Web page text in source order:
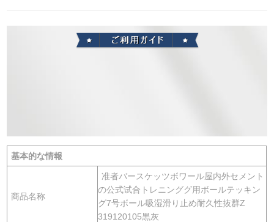
基本的な情報
商品名称
准者バースケッツボワール屋内外セメント
の公式试合トレニンググ用ボールテッキン
グ7号ボール吸湿滑り止め耐久性抜群Z
319120105黒灰